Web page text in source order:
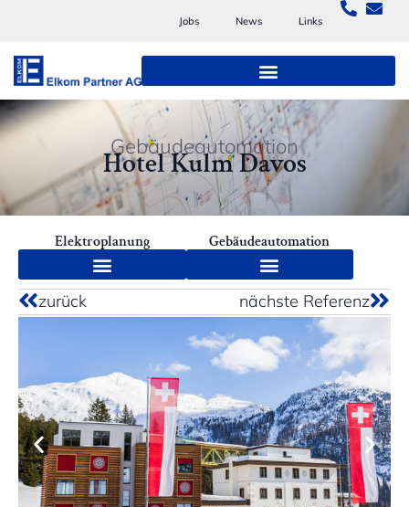
Jobs News Links
Gebäudeautomation
Hotel Kulm Davos
Elektroplanung Gebäudeautomation
zurück nächste Referenz